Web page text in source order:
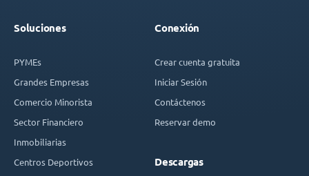
Soluciones
PYMEs
Grandes Empresas
Comercio Minorista
Sector Financiero
Inmobiliarias
Centros Deportivos
Conexión
Crear cuenta gratuita
Iniciar Sesión
Contáctenos
Reservar demo
Descargas